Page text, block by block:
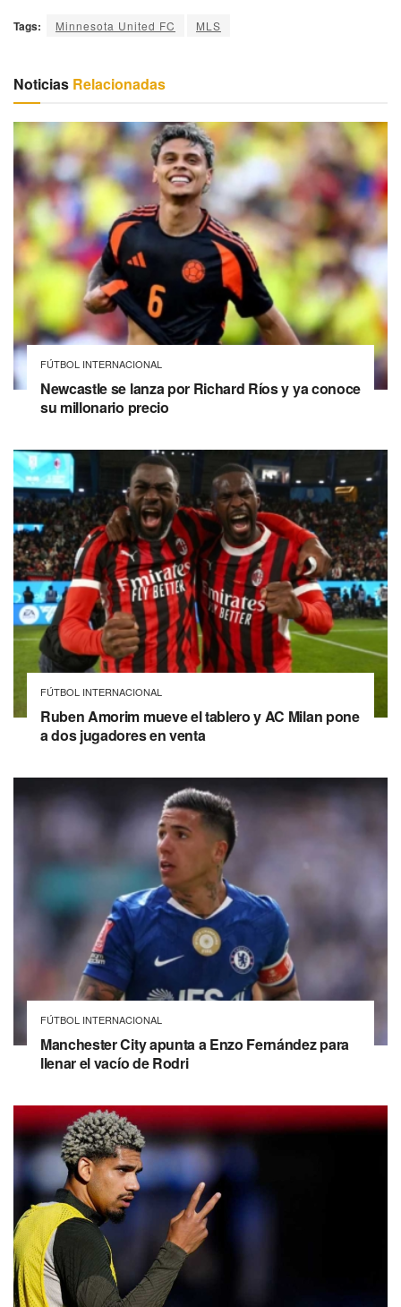
Tags: Minnesota United FC MLS
Noticias Relacionadas
FÚTBOL INTERNACIONAL
Newcastle se lanza por Richard Ríos y ya conoce
su millonario precio
FÚTBOL INTERNACIONAL
Ruben Amorim mueve el tablero y AC Milan pone
a dos jugadores en venta
FÚTBOL INTERNACIONAL
Manchester City apunta a Enzo Fernández para
llenar el vacío de Rodri